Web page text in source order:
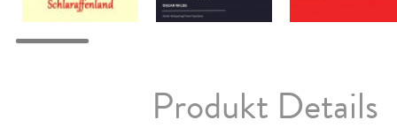
Produkt Details